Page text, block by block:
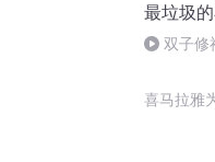
最垃圾
双子修
喜马拉雅